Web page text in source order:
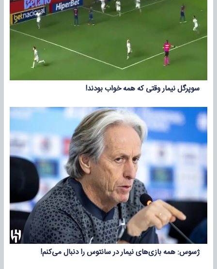
سوپرگل نیمار وقتی که همه خواب بودند!
ژسوس: همه بازی‌های نیمار در سانتوس را دنبال می‌کنم!